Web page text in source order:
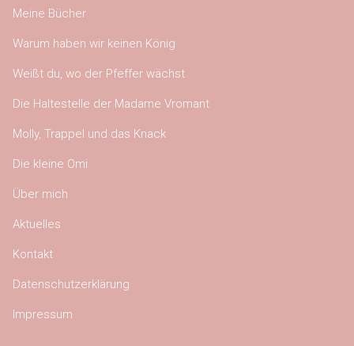
Meine Bücher
Warum haben wir keinen König
Weißt du, wo der Pfeffer wächst
Die Haltestelle der Madame Vromant
Molly, Trappel und das Knack
Die kleine Omi
Über mich
Aktuelles
Kontakt
Datenschutzerklärung
Impressum